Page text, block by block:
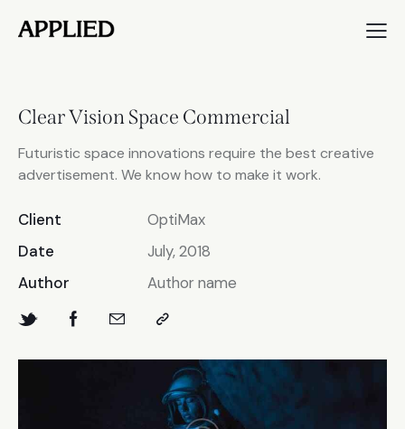
Clear Vision Space Commercial
Futuristic space innovations require the best creative
advertisement. We know how to make it work.
Client
OptiMax
Date
July, 2018
Author
Author name